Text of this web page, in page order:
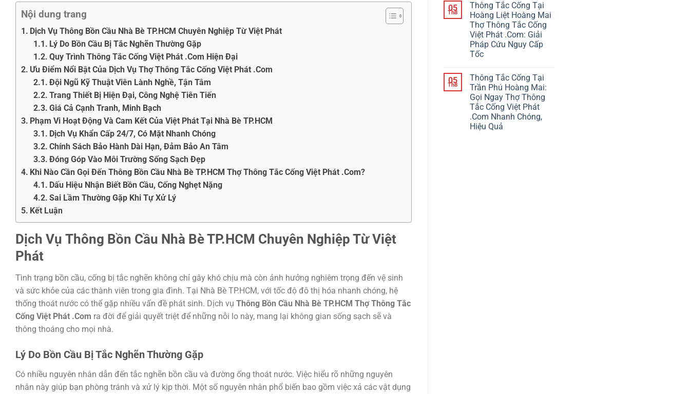
Nội dung trang
Dịch Vụ Thông Bồn Cầu Nhà Bè TP.HCM Chuyên Nghiệp Từ Việt Phát
Lý Do Bồn Cầu Bị Tắc Nghẽn Thường Gặp
Quy Trình Thông Tắc Cống Việt Phát .Com Hiện Đại
Ưu Điểm Nổi Bật Của Dịch Vụ Thợ Thông Tắc Cống Việt Phát .Com
Đội Ngũ Kỹ Thuật Viên Lành Nghề, Tận Tâm
Trang Thiết Bị Hiện Đại, Công Nghệ Tiên Tiến
Giá Cả Cạnh Tranh, Minh Bạch
Phạm Vi Hoạt Động Và Cam Kết Của Việt Phát Tại Nhà Bè TP.HCM
Dịch Vụ Khẩn Cấp 24/7, Có Mặt Nhanh Chóng
Chính Sách Bảo Hành Dài Hạn, Đảm Bảo An Tâm
Đóng Góp Vào Môi Trường Sống Sạch Đẹp
Khi Nào Cần Gọi Đến Thông Bồn Cầu Nhà Bè TP.HCM Thợ Thông Tắc Cống Việt Phát .Com?
Dấu Hiệu Nhận Biết Bồn Cầu, Cống Nghẹt Nặng
Sai Lầm Thường Gặp Khi Tự Xử Lý
Kết Luận
Dịch Vụ Thông Bồn Cầu Nhà Bè TP.HCM Chuyên Nghiệp Từ Việt
Phát
Tình trạng bồn cầu, cống bị tắc nghẽn không chỉ gây khó chịu mà còn ảnh hưởng nghiêm trọng đến vệ sinh
và sức khỏe của các thành viên trong gia đình. Tại Nhà Bè TP.HCM, với tốc độ đô thị hóa nhanh chóng, hệ
thống thoát nước có thể gặp nhiều vấn đề phát sinh. Dịch vụ Thông Bồn Cầu Nhà Bè TP.HCM Thợ Thông Tắc
Cống Việt Phát .Com ra đời để giải quyết triệt để những nỗi lo này, mang lại không gian sống sạch sẽ và
thông thoáng cho mọi nhà.
Lý Do Bồn Cầu Bị Tắc Nghẽn Thường Gặp
Có nhiều nguyên nhân dẫn đến tắc nghẽn bồn cầu và đường ống thoát nước. Việc hiểu rõ những nguyên
nhân này giúp bạn phòng tránh và xử lý kịp thời. Một số nguyên nhân phổ biến bao gồm việc xả các vật dụng
05
Th8
Thông Tắc Cống Tại
Hoàng Liệt Hoàng Mai
Thợ Thông Tắc Cống
Việt Phát .Com: Giải
Pháp Cứu Nguy Cấp
Tốc
05
Th8
Thông Tắc Cống Tại
Trần Phú Hoàng Mai:
Gọi Ngay Thợ Thông
Tắc Cống Việt Phát
.Com Nhanh Chóng,
Hiệu Quả